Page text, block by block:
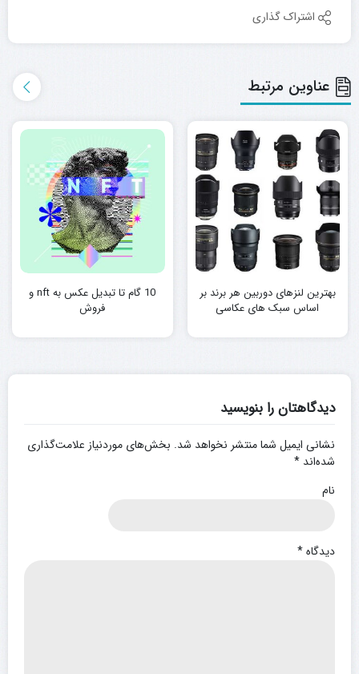
اشتراک گذاری
عناوین مرتبط
بهترین لنزهای دوربین هر برند بر
اساس سبک های عکاسی
10 گام تا تبدیل عکس به nft و
فروش
دیدگاهتان را بنویسید
نشانی ایمیل شما منتشر نخواهد شد. بخش‌های موردنیاز علامت‌گذاری
شده‌اند *
نام
دیدگاه*